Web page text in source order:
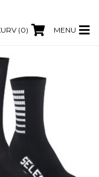
(0) MENU